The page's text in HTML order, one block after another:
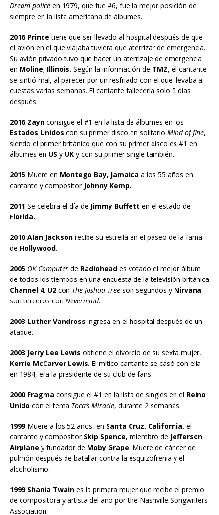
Dream police en 1979, que fue #6, fue la mejor posición de
siempre en la lista americana de álbumes.
2016 Prince tiene que ser llevado al hospital después de que
el avión en el que viajaba tuviera que aterrizar de emergencia.
Su avión privado tuvo que hacer un aterrizaje de emergencia
en Moline, Illinois. Según la información de TMZ, el cantante
se sintió mal, al parecer por un resfriado con el que llevaba a
cuestas varias semanas. El cantante fallecería solo 5 días
después.
2016 Zayn consigue el #1 en la lista de álbumes en los
Estados Unidos con su primer disco en solitario Mind of fine,
siendo el primer británico que con su primer disco es #1 en
álbumes en US y UK y con su primer single también.
2015 Muere en Montego Bay, Jamaica a los 55 años en
cantante y compositorJohnny Kemp.
2011 Se celebra el día de Jimmy Buffett en el estado de
Florida.
2010 Alan Jackson recibe su estrella en el paseo de la fama
de Hollywood.
2005 OK Computer de Radiohead es votado el mejor álbum
de todos los tiempos en una encuesta de la televisión británica
Channel 4. U2 con The Joshua Tree son segundos y Nirvana
son terceros con Nevermind.
2003 Luther Vandross ingresa en el hospital después de un
ataque.
2003 Jerry Lee Lewis obtiene el divorcio de su sexta mujer,
Kerrie McCarver Lewis. El mítico cantante se casó con ella
en 1984, era la presidente de su club de fans.
2000 Fragma consigue el #1 en la lista de singles en el Reino
Unido con el tema Toca’s Miracle, durante 2 semanas.
1999Muere a los 52 años, en Santa Cruz, California, el
cantante y compositorSkip Spence, miembro de Jefferson
Airplane y fundador de Moby Grape. Muere de cáncer de
pulmón después de batallar contra la esquizofrenia y el
alcoholismo.
1999 Shania Twain es la primera mujer que recibe el premio
de compositora y artista del año por the Nashville Songwriters
Association.